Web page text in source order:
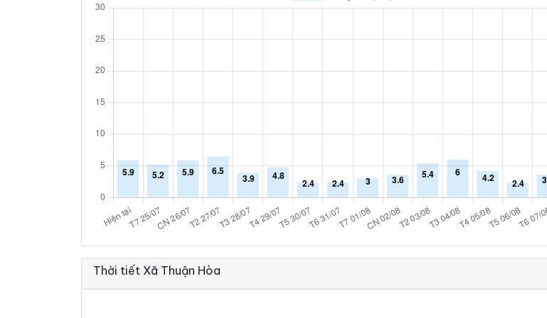
Thời tiết Xã Thuận Hòa